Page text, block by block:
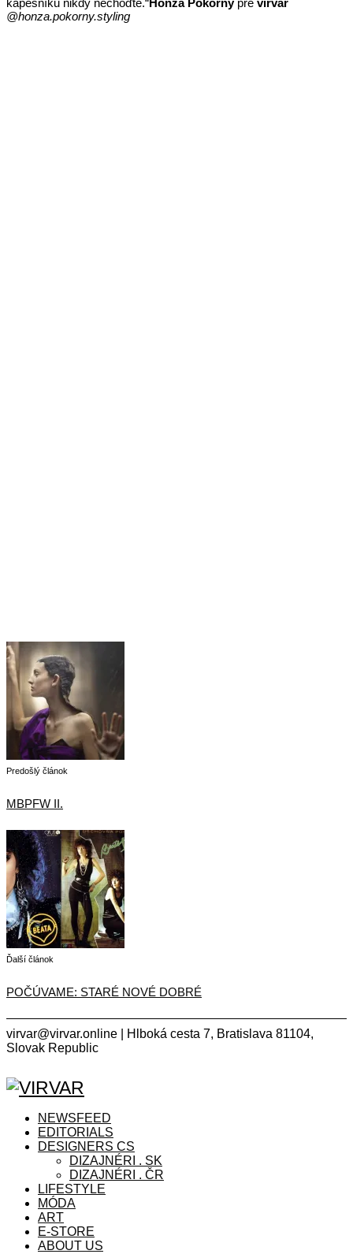
@honza.pokorny.styling
Predošlý článok
MBPFW II.
Ďalší článok
POČÚVAME: STARÉ NOVÉ DOBRÉ
virvar@virvar.online | Hlboká cesta 7, Bratislava 81104,
Slovak Republic
NEWSFEED
EDITORIALS
DESIGNERS CS
DIZAJNÉRI . SK
DIZAJNÉRI . ČR
LIFESTYLE
MÓDA
ART
E-STORE
ABOUT US